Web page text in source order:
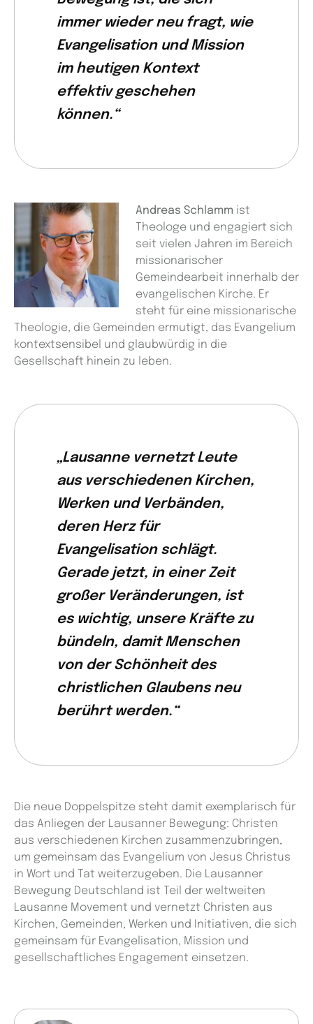
immer wieder neu fragt, wie
Evangelisation und Mission
im heutigen Kontext
effektiv geschehen
können.“
Andreas Schlamm ist
Theologe und engagiert sich
seit vielen Jahren im Bereich
missionarischer
Gemeindearbeit innerhalb der
evangelischen Kirche. Er
steht für eine missionarische
Theologie, die Gemeinden ermutigt, das Evangelium
kontextsensibel und glaubwürdig in die
Gesellschaft hinein zu leben.
„Lausanne vernetzt Leute
aus verschiedenen Kirchen,
Werken und Verbänden,
deren Herz für
Evangelisation schlägt.
Gerade jetzt, in einer Zeit
großer Veränderungen, ist
es wichtig, unsere Kräfte zu
bündeln, damit Menschen
von der Schönheit des
christlichen Glaubens neu
berührt werden.“
Die neue Doppelspitze steht damit exemplarisch für
das Anliegen der Lausanner Bewegung: Christen
aus verschiedenen Kirchen zusammenzubringen,
um gemeinsam das Evangelium von Jesus Christus
in Wort und Tat weiterzugeben. Die Lausanner
Bewegung Deutschland ist Teil der weltweiten
Lausanne Movement und vernetzt Christen aus
Kirchen, Gemeinden, Werken und Initiativen, die sich
gemeinsam für Evangelisation, Mission und
gesellschaftliches Engagement einsetzen.